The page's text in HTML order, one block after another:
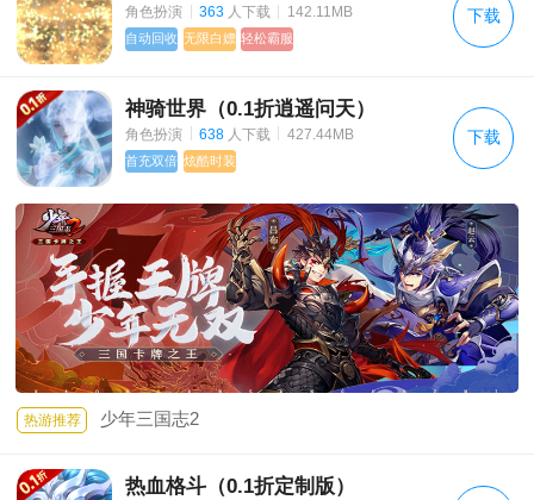
角色扮演 | 363 人下载 | 142.11MB
自动回收 无限白嫖 轻松霸服
下载
神骑世界（0.1折逍遥问天）
角色扮演 638 人下载 427.44MB
首充双倍 炫酷时装
下载
热游推荐 少年三国志2
热血格斗（0.1折定制版）